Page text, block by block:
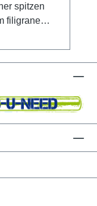
spitzen
filigrane
über
Grip
geeignet.